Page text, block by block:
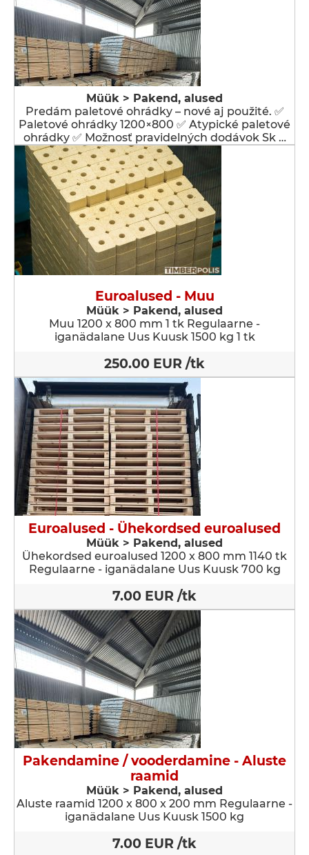
Müük > Pakend, alused
Predám paletové ohrádky – nové aj použité. ✅
Paletové ohrádky 1200×800 ✅ Atypické paletové
ohrádky ✅ Možnosť pravidelných dodávok Sk …
Euroalused - Muu
Müük > Pakend, alused
Muu 1200 x 800 mm 1 tk Regulaarne -
iganädalane Uus Kuusk 1500 kg 1 tk
250.00 EUR /tk
Euroalused - Ühekordsed euroalused
Müük > Pakend, alused
Ühekordsed euroalused 1200 x 800 mm 1140 tk
Regulaarne - iganädalane Uus Kuusk 700 kg
7.00 EUR /tk
Pakendamine / vooderdamine - Aluste
raamid
Müük > Pakend, alused
Aluste raamid 1200 x 800 x 200 mm Regulaarne -
iganädalane Uus Kuusk 1500 kg
7.00 EUR /tk